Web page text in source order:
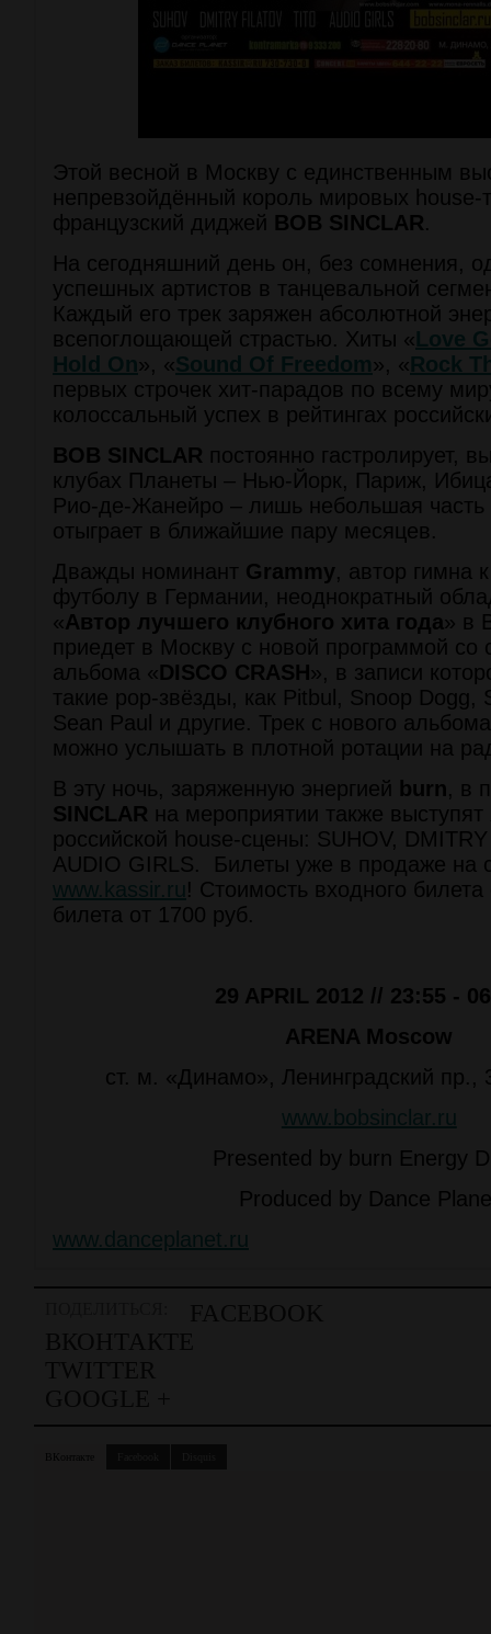
Этой весной в Москву с единственным
непревзойдённый король мировых house-
французский диджей BOB SINCLAR.
На сегодняшний день он, без сомнения,
успешных артистов в танцевальной
Каждый его трек заряжен абсолютной
всепоглощающей страстью. Хиты «Love
Hold On», «Sound Of Freedom», «Rock
первых строчек хит-парадов по всему
колоссальный успех в рейтингах
BOB SINCLAR постоянно гастролирует,
клубах Планеты – Нью-Йорк, Париж,
Рио-де-Жанейро – лишь небольшая часть
отыграет в ближайшие пару месяцев.
Дважды номинант Grammy, автор гимна
футболу в Германии, неоднократный
«Автор лучшего клубного хита года» в
приедет в Москву с новой программой со
альбома «DISCO CRASH», в записи
такие pop-звёзды, как Pitbul, Snoop Dogg,
Sean Paul и другие. Трек с нового
можно услышать в плотной ротации на
В эту ночь, заряженную энергией burn, в
SINCLAR на мероприятии также
российской house-сцены: SUHOV,
AUDIO GIRLS. Билеты уже в продаже на
www.kassir.ru! Стоимость входного
билета от 1700 руб.
29 APRIL 2012 // 23:55 -
ARENA Moscow
ст. м. «Динамо», Ленинградский пр.,
www.bobsinclar.ru
Presented by burn Energy
Produced by Dance
www.danceplanet.ru
ВКонтакте